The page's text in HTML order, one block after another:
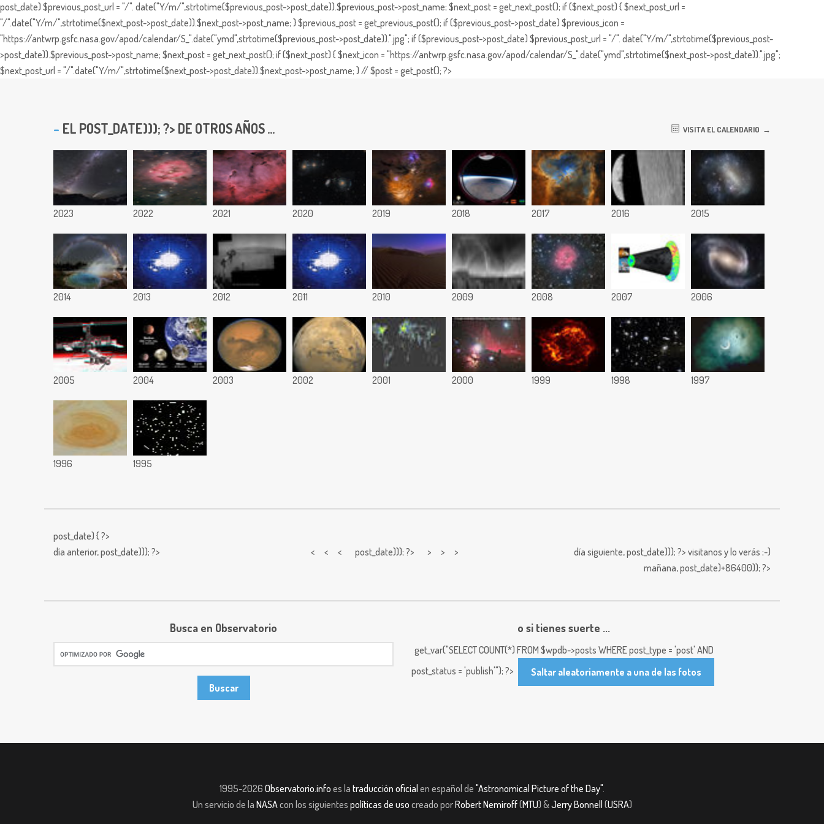
post_date) $previous_post_url = "/". date("Y/m/",strtotime($previous_post->post_date)).$previous_post->post_name; $next_post = get_next_post(); if ($next_post) { $next_post_url =
"/".date("Y/m/",strtotime($next_post->post_date)).$next_post->post_name; } $previous_post = get_previous_post(); if ($previous_post->post_date) $previous_icon =
"https://antwrp.gsfc.nasa.gov/apod/calendar/S_".date("ymd",strtotime($previous_post->post_date)).".jpg"; if ($previous_post->post_date) $previous_post_url = "/". date("Y/m/",strtotime($previous_post-
>post_date)).$previous_post->post_name; $next_post = get_next_post(); if ($next_post) { $next_icon = "https://antwrp.gsfc.nasa.gov/apod/calendar/S_".date("ymd",strtotime($next_post->post_date)).".jpg";
$next_post_url = "/".date("Y/m/",strtotime($next_post->post_date)).$next_post->post_name; } // $post = get_post(); ?>
EL POST_DATE))); ?> DE OTROS AÑOS ... VISITA EL CALENDARIO
2023 2022 2021 2020 2019 2018 2017 2016 2015
2014 2013 2012 2011 2010 2009 2008 2007 2006
2005 2004 2003 2002 2001 2000 1999 1998 1997
1996 1995
post_date) { ?>
día anterior,post_date))); ?> < < < post_date))); ?> > > > día siguiente,post_date))); ?> visitanos y lo verás ;-)
mañana,post_date)+86400)); ?>
Busca en Observatorio o si tienes suerte ...
get_var("SELECT COUNT(*) FROM $wpdb->posts WHERE post_type = 'post' AND
post_status = 'publish'"); ?>
Saltar aleatoriamente a una de las fotos
1995-2026 Observatorio.info es la traducción oficial en español de "Astronomical Picture of the Day".
Un servicio de la NASAcon los siguientes políticas de uso creado porRobert Nemiroff(MTU) &Jerry Bonnell (USRA)